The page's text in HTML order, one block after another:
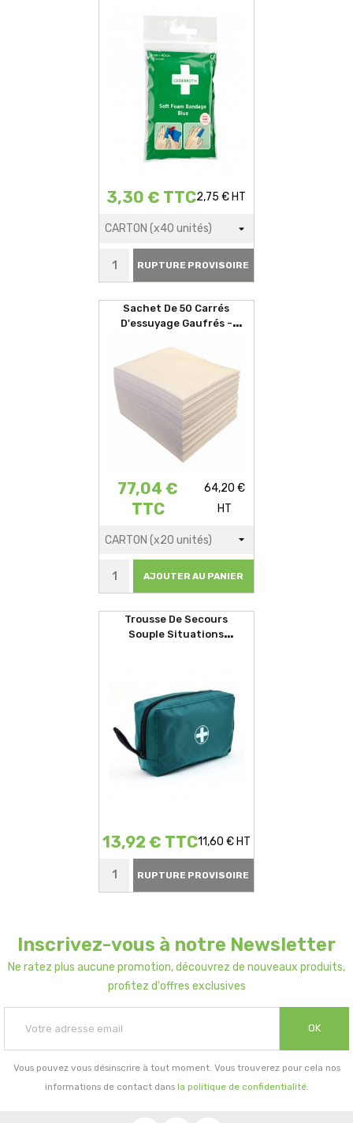
3,30 € TTC2,75 € HT
RUPTURE PROVISOIRE
Sachet De 50 Carrés
D'essuyage Gaufrés -
77,04 €
TTC
64,20 €
HT
AJOUTER AU PANIER
Trousse De Secours
Souple Situations
13,92 € TTC11,60 € HT
RUPTURE PROVISOIRE
Inscrivez-vous à notre Newsletter
Ne ratez plus aucune promotion, découvrez de nouveaux produits,
profitez d'offres exclusives
OK
Vous pouvez vous désinscrire à tout moment. Vous trouverez pour cela nos
informations de contact dans la politique de confidentialité.